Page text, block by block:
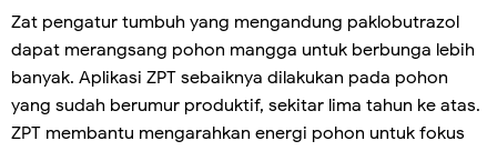
Zat pengatur tumbuh yang mengandung paklobutrazol
dapat merangsang pohon mangga untuk berbunga lebih
banyak. Aplikasi ZPT sebaiknya dilakukan pada pohon
yang sudah berumur produktif, sekitar lima tahun ke atas.
ZPT membantu mengarahkan energi pohon untuk fokus